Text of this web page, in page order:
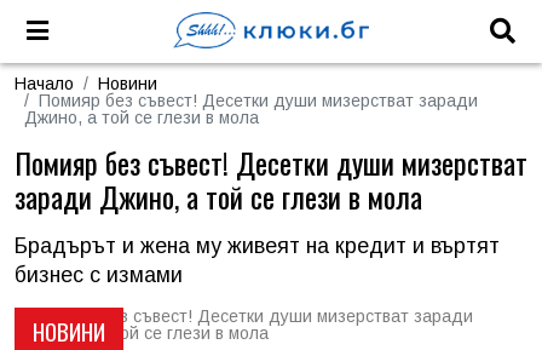
Начало
Новини
Помияр без съвест! Десетки души мизерстват заради
Джино, а той се глези в мола
НОВИНИ
Помияр без съвест! Десетки души мизерстват
заради Джино, а той се глези в мола
Брадърът и жена му живеят на кредит и въртят
бизнес с измами